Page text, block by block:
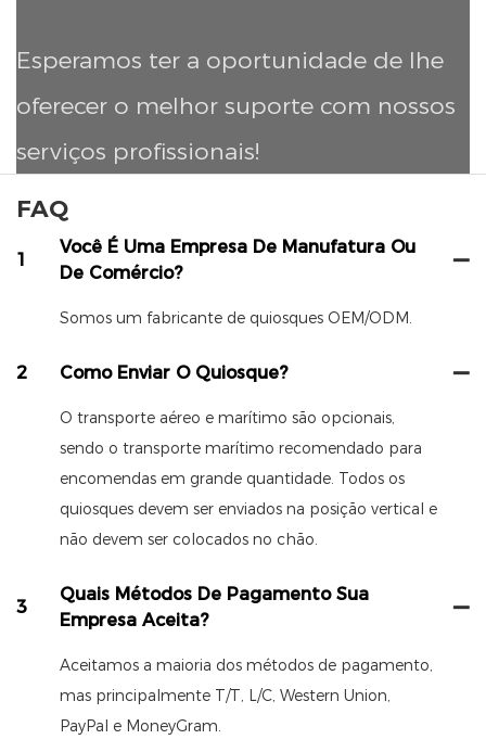
Esperamos ter a oportunidade de lhe
oferecer o melhor suporte com nossos
serviços profissionais!
FAQ
1
Você É Uma Empresa De Manufatura Ou
De Comércio?
Somos um fabricante de quiosques OEM/ODM.
2 Como Enviar O Quiosque?
O transporte aéreo e marítimo são opcionais,
sendo o transporte marítimo recomendado para
encomendas em grande quantidade. Todos os
quiosques devem ser enviados na posição vertical e
não devem ser colocados no chão.
3
Quais Métodos De Pagamento Sua
Empresa Aceita?
Aceitamos a maioria dos métodos de pagamento,
mas principalmente T/T, L/C, Western Union,
PayPal e MoneyGram.